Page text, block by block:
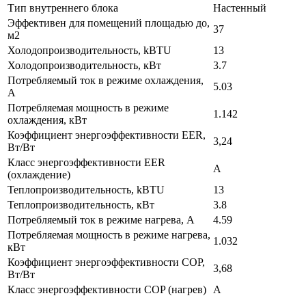
Тип внутреннего блока
Настенный
Эффективен для помещений площадью до,
м2
37
Холодопроизводительность, kBTU
13
Холодопроизводительность, кВт
3.7
Потребляемый ток в режиме охлаждения,
A
5.03
Потребляемая мощность в режиме
охлаждения, кВт
1.142
Коэффициент энергоэффективности EER,
Вт/Вт
3,24
Класс энергоэффективности EER
(охлаждение)
A
Теплопроизводительность, kBTU
13
Теплопроизводительность, кВт
3.8
Потребляемый ток в режиме нагрева, A
4.59
Потребляемая мощность в режиме нагрева,
кВт
1.032
Коэффициент энергоэффективности COP,
Вт/Вт
3,68
Класс энергоэффективности COP (нагрев)
A